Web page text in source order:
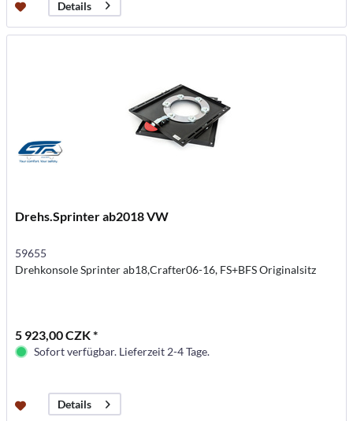
Details
Drehs.Sprinter ab2018 VW
59655
Drehkonsole Sprinter ab18,Crafter06-16, FS+BFS Originalsitz
5 923,00 CZK *
Sofort verfügbar. Lieferzeit 2-4 Tage.
Details